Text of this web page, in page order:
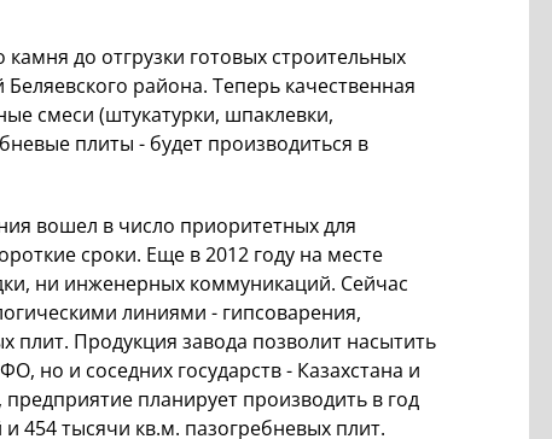
до отгрузки готовых строительных
района. Теперь качественная
смеси (штукатурки, шпаклевки,
плиты - будет производиться в
вошел в число приоритетных для
сроки. Еще в 2012 году на месте
ни инженерных коммуникаций. Сейчас
линиями - гипсоварения,
плит. Продукция завода позволит насытить
но и соседних государств - Казахстана и
планирует производить в год
454 тысячи кв.м. пазогребневых плит.